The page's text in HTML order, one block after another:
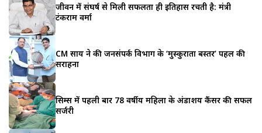
जीवन में संघर्ष से मिली सफलता ही इतिहास रचती है: मंत्री
टंकराम वर्मा
CM साय ने की जनसंपर्क विभाग के ‘मुस्कुराता बस्तर’ पहल की
सराहना
सिम्स में पहली बार 78 वर्षीय महिला के अंडाशय कैंसर की सफल
सर्जरी